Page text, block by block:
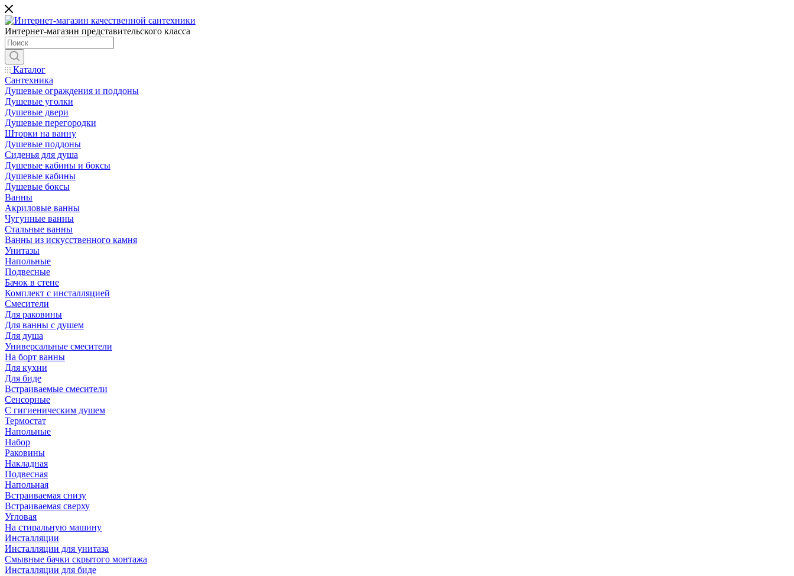
Интернет-магазин представительского класса
Каталог
Сантехника
Душевые ограждения и поддоны
Душевые уголки
Душевые двери
Душевые перегородки
Шторки на ванну
Душевые поддоны
Сиденья для душа
Душевые кабины и боксы
Душевые кабины
Душевые боксы
Ванны
Акриловые ванны
Чугунные ванны
Стальные ванны
Ванны из искусственного камня
Унитазы
Напольные
Подвесные
Бачок в стене
Комплект с инсталляцией
Смесители
Для раковины
Для ванны с душем
Для душа
Универсальные смесители
На борт ванны
Для кухни
Для биде
Встраиваемые смесители
Сенсорные
С гигиеническим душем
Термостат
Напольные
Набор
Раковины
Накладная
Подвесная
Напольная
Встраиваемая снизу
Встраиваемая сверху
Угловая
На стиральную машину
Инсталляции
Инсталляции для унитаза
Смывные бачки скрытого монтажа
Инсталляции для биде